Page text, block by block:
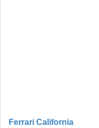
Ferrari California